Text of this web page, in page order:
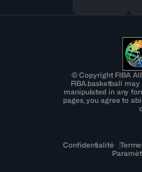
© Copyright FIBA
FIBA.basketball
manipulated in any
pages, you agree to
Confidentialité